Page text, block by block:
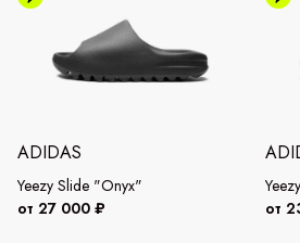
ADIDAS
Yeezy Slide "Onyx"
от 27 000 ₽
от